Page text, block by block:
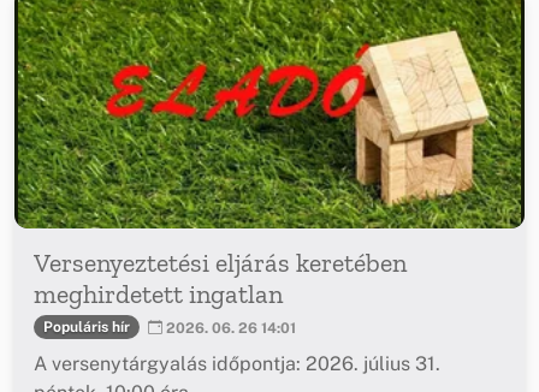
Versenyeztetési eljárás keretében
meghirdetett ingatlan
Populáris hír 2026. 06. 26 14:01
A versenytárgyalás időpontja: 2026. július 31.